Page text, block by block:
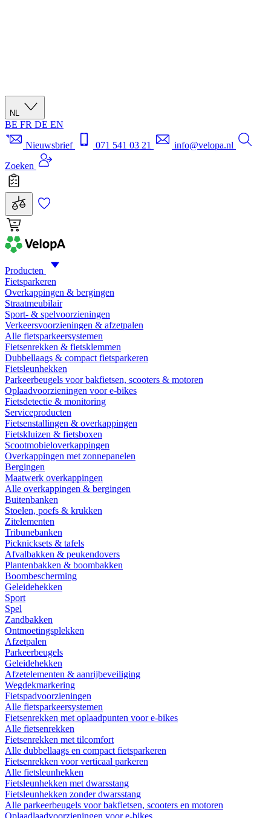
NL
BE FR DE EN
Nieuwsbrief
071 541 03 21
info@velopa.nl
Zoeken
Producten
Fietsparkeren
Overkappingen & bergingen
Straatmeubilair
Sport- & spelvoorzieningen
Verkeersvoorzieningen & afzetpalen
Alle fietsparkeersystemen
Fietsenrekken & fietsklemmen
Dubbellaags & compact fietsparkeren
Fietsleunhekken
Parkeerbeugels voor bakfietsen, scooters & motoren
Oplaadvoorzieningen voor e-bikes
Fietsdetectie & monitoring
Serviceproducten
Fietsenstallingen & overkappingen
Fietskluizen & fietsboxen
Scootmobieloverkappingen
Overkappingen met zonnepanelen
Bergingen
Maatwerk overkappingen
Alle overkappingen & bergingen
Buitenbanken
Stoelen, poefs & krukken
Zitelementen
Tribunebanken
Picknicksets & tafels
Afvalbakken & peukendovers
Plantenbakken & boombakken
Boombescherming
Geleidehekken
Sport
Spel
Zandbakken
Ontmoetingsplekken
Afzetpalen
Parkeerbeugels
Geleidehekken
Afzetelementen & aanrijbeveiliging
Wegdekmarkering
Fietspadvoorzieningen
Alle fietsparkeersystemen
Fietsenrekken met oplaadpunten voor e-bikes
Alle fietsenrekken
Fietsenrekken met tilcomfort
Alle dubbellaags en compact fietsparkeren
Fietsenrekken voor verticaal parkeren
Alle fietsleunhekken
Fietsleunhekken met dwarsstang
Fietsleunhekken zonder dwarsstang
Alle parkeerbeugels voor bakfietsen, scooters en motoren
Oplaadlaadvoorzieningen voor e-bikes